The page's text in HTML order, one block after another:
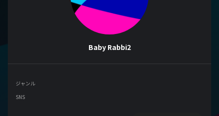
Baby Rabbi2
ジャンル
SNS